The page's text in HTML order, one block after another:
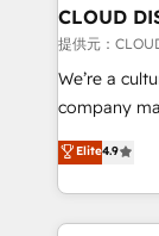
From
insights
that think, connect,
beyond
actually
technology
CLOUD
提供元：
We’re a
company
thinkers. We
ideas,
Elite4.9